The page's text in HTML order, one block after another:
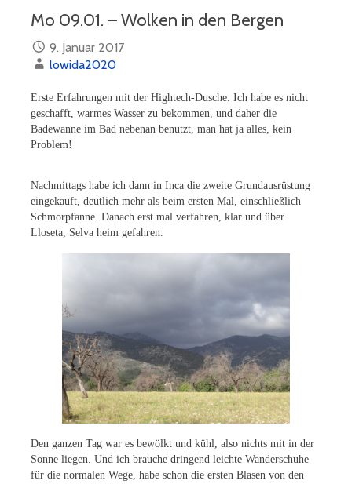
Mo 09.01. – Wolken in den Bergen
9. Januar 2017
lowida2020
Erste Erfahrungen mit der Hightech-Dusche. Ich habe es nicht
geschafft, warmes Wasser zu bekommen, und daher die
Badewanne im Bad nebenan benutzt, man hat ja alles, kein
Problem!
Nachmittags habe ich dann in Inca die zweite Grundausrüstung
eingekauft, deutlich mehr als beim ersten Mal, einschließlich
Schmorpfanne. Danach erst mal verfahren, klar und über
Lloseta, Selva heim gefahren.
Den ganzen Tag war es bewölkt und kühl, also nichts mit in der
Sonne liegen. Und ich brauche dringend leichte Wanderschuhe
für die normalen Wege, habe schon die ersten Blasen von den